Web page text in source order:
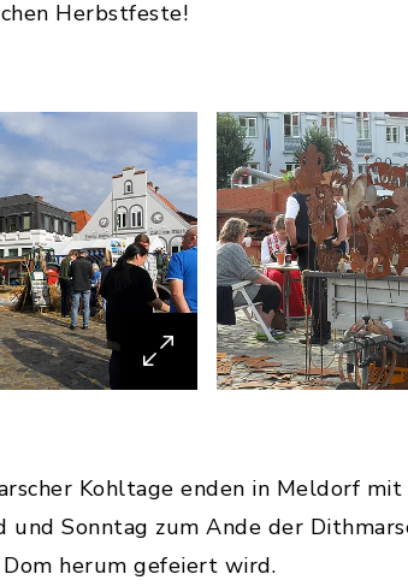
Herbstfeste!
Kohltage enden in Meldorf
und Sonntag zum Ande der
herum gefeiert wird.